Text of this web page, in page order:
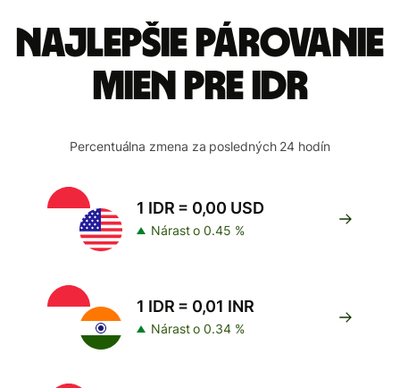
Najlepšie párovanie
mien pre IDR
Percentuálna zmena za posledných 24 hodín
1 IDR = 0,00 USD
Nárast o 0.45 %
1 IDR = 0,01 INR
Nárast o 0.34 %